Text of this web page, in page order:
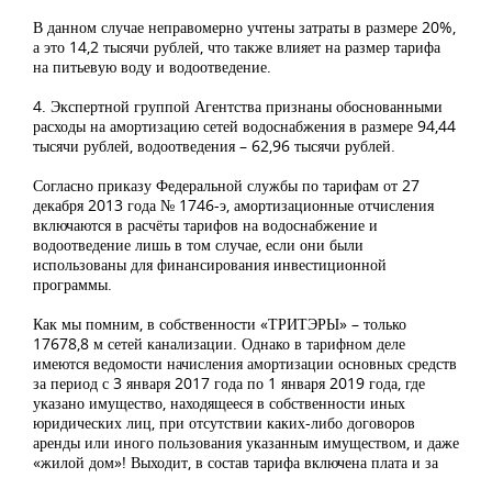
В данном случае неправомерно учтены затраты в размере 20%,
а это 14,2 тысячи рублей, что также влияет на размер тарифа
на питьевую воду и водоотведение.
4. Экспертной группой Агентства признаны обоснованными
расходы на амортизацию сетей водоснабжения в размере 94,44
тысячи рублей, водоотведения – 62,96 тысячи рублей.
Согласно приказу Федеральной службы по тарифам от 27
декабря 2013 года № 1746-э, амортизационные отчисления
включаются в расчёты тарифов на водоснабжение и
водоотведение лишь в том случае, если они были
использованы для финансирования инвестиционной
программы.
Как мы помним, в собственности «ТРИТЭРЫ» – только
17678,8 м сетей канализации. Однако в тарифном деле
имеются ведомости начисления амортизации основных средств
за период с 3 января 2017 года по 1 января 2019 года, где
указано имущество, находящееся в собственности иных
юридических лиц, при отсутствии каких-либо договоров
аренды или иного пользования указанным имуществом, и даже
«жилой дом»! Выходит, в состав тарифа включена плата и за